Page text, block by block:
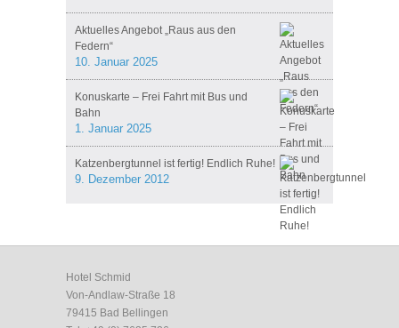
Aktuelles Angebot „Raus aus den
Federn“
10. Januar 2025
Konuskarte – Frei Fahrt mit Bus und
Bahn
1. Januar 2025
Katzenbergtunnel ist fertig! Endlich Ruhe!
9. Dezember 2012
Hotel Schmid
Von-Andlaw-Straße 18
79415 Bad Bellingen